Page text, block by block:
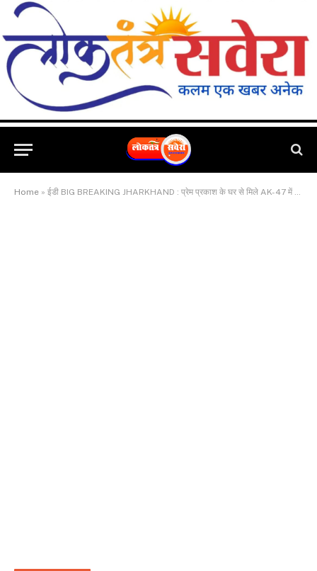
Home » ईडी BIG BREAKING JHARKHAND : प्रेम प्रकाश के घर से मिले AK-47 में आया नया मोड़.. रांची पुलिस ने ईडी को लिखा पत्र.. बताया दोनों हथियार रांची जिला बल आरक्षियों का